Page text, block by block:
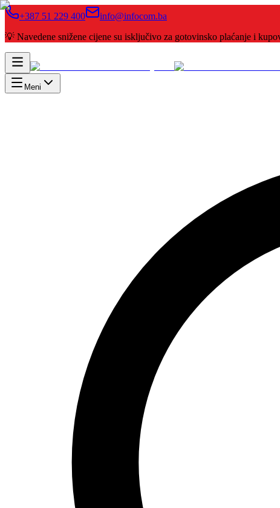
+387 51 229 400
info@infocom.ba
💡 Navedene snižene cijene su isključivo za gotovinsko plaćanje i
Meni